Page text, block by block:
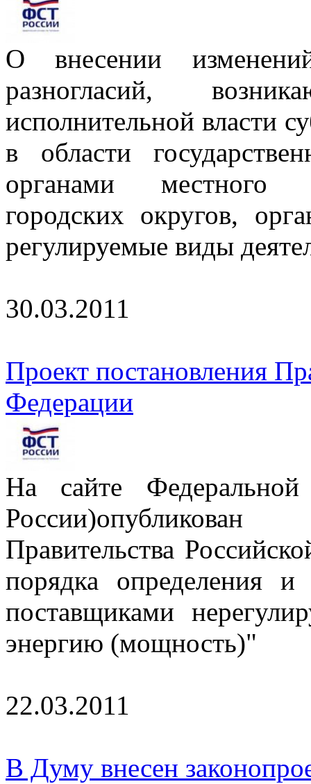
О внесении
разногласий,
исполнительной власти
в области
органами местного
городских округов,
регулируемые виды
30.03.2011
Проект постановления
Федерации
На сайте
Правительства
порядка определения
поставщиками
энергию (мощность)"
22.03.2011
В Думу внесен